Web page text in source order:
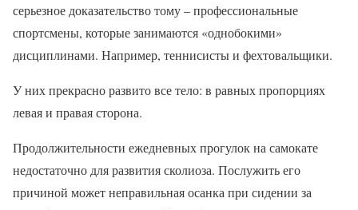
серьезное доказательство тому – профессиональные
спортсмены, которые занимаются «однобокими»
дисциплинами. Например, теннисисты и фехтовальщики.
У них прекрасно развито все тело: в равных пропорциях
левая и правая сторона.
Продолжительности ежедневных прогулок на самокате
недостаточно для развития сколиоза. Послужить его
причиной может неправильная осанка при сидении за